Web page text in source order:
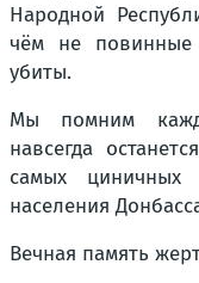
Народной
чём не
убиты.
Мы помним
навсегда
самых циничных
населения
Вечная память